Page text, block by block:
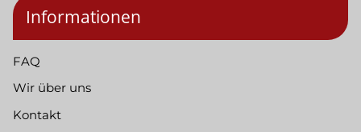
Informationen
FAQ
Wir über uns
Kontakt